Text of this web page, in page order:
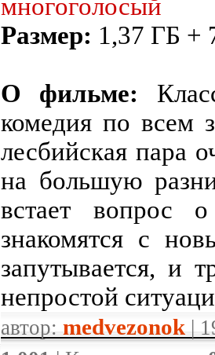
многоголосый
Размер: 1,37 ГБ +
О фильме:
комедия по всем
лесбийская пара
на большую
встает вопрос
знакомятся с
запутывается, и
непростой
автор: medvezonok |